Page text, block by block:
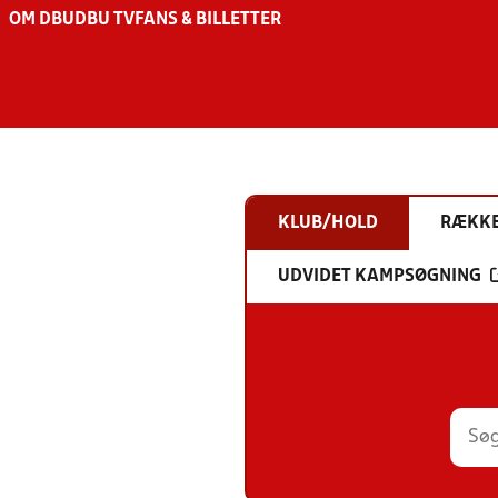
OM DBU DBU TV FANS & BILLETTER
KLUB/HOLD
UDVIDET KAMPSØGNING